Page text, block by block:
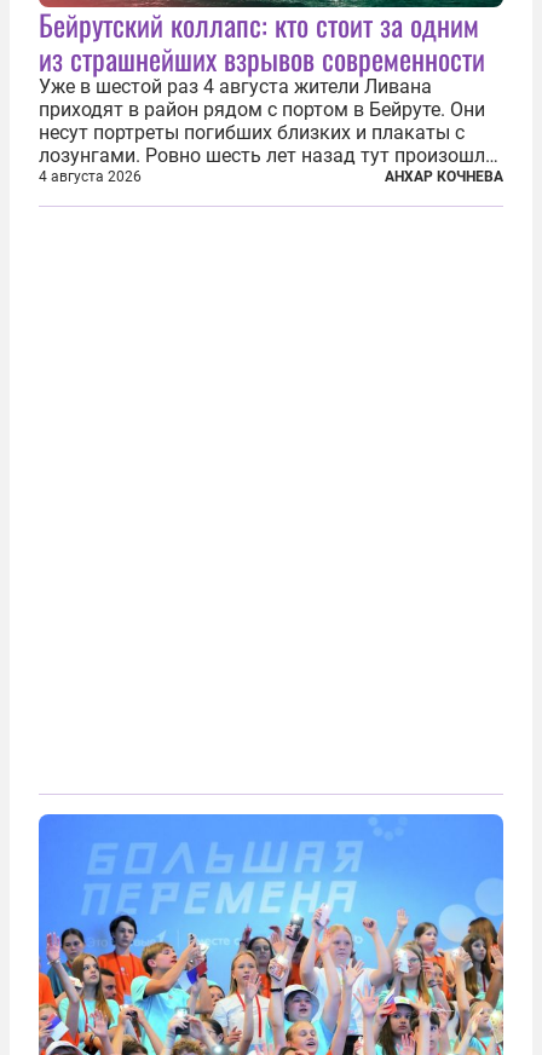
Бейрутский коллапс: кто стоит за одним
из страшнейших взрывов современности
Уже в шестой раз 4 августа жители Ливана
приходят в район рядом с портом в Бейруте. Они
несут портреты погибших близких и плакаты с
лозунгами. Ровно шесть лет назад тут произошла
одна из самых страшных техногенных катастроф
нашего времени — взрыв гигантского количества
4 августа 2026 АНХАР КОЧНЕВА